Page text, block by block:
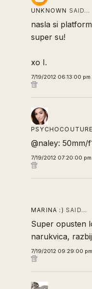
UNKNOWN SAID…
nasla si
super su!
xo I.
7/19/2012 06:13:00 pm
PSYCHOCOUTURE
@naley: 50mm/
7/19/2012 07:20:00 pm
MARINA :) SAID…
Super opusten
narukvica,
7/19/2012 09:29:00 pm